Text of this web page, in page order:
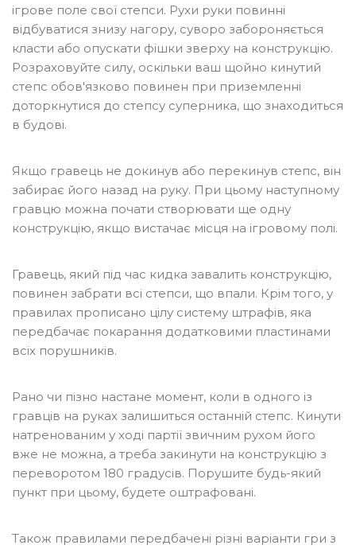
ігрове поле свої степси. Рухи руки повинні
відбуватися знизу нагору, суворо забороняється
класти або опускати фішки зверху на конструкцію.
Розраховуйте силу, оскільки ваш щойно кинутий
степс обов'язково повинен при приземленні
доторкнутися до степсу суперника, що знаходиться
в будові.
Якщо гравець не докинув або перекинув степс, він
забирає його назад на руку. При цьому наступному
гравцю можна почати створювати ще одну
конструкцію, якщо вистачає місця на ігровому полі.
Гравець, який під час кидка завалить конструкцію,
повинен забрати всі степси, що впали. Крім того, у
правилах прописано цілу систему штрафів, яка
передбачає покарання додатковими пластинами
всіх порушників.
Рано чи пізно настане момент, коли в одного із
гравців на руках залишиться останній степс. Кинути
натренованим у ході партії звичним рухом його
вже не можна, а треба закинути на конструкцію з
переворотом 180 градусів. Порушите будь-який
пункт при цьому, будете оштрафовані.
Також правилами передбачені різні варіанти гри з